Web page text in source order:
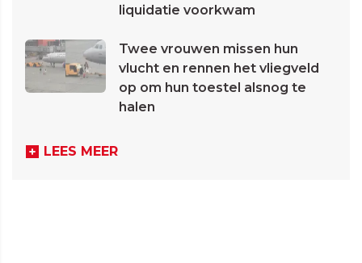
liquidatie voorkwam
Twee vrouwen missen hun
vlucht en rennen het vliegveld
op om hun toestel alsnog te
halen
LEES MEER